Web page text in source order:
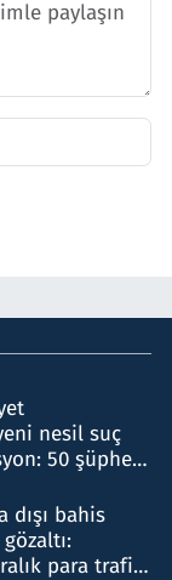
nesil suç
50 şüpheli
dışı bahis
para trafiği